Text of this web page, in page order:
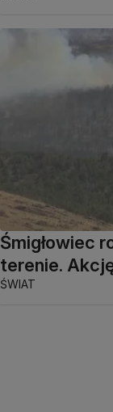
Śmigłowiec
terenie.
ŚWIAT